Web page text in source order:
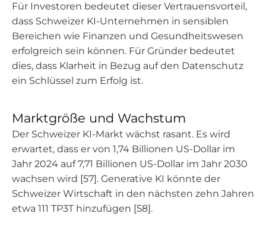
Für Investoren bedeutet dieser Vertrauensvorteil,
dass Schweizer KI-Unternehmen in sensiblen
Bereichen wie Finanzen und Gesundheitswesen
erfolgreich sein können. Für Gründer bedeutet
dies, dass Klarheit in Bezug auf den Datenschutz
ein Schlüssel zum Erfolg ist.
Marktgröße und Wachstum
Der Schweizer KI-Markt wächst rasant. Es wird
erwartet, dass er von 1,74 Billionen US-Dollar im
Jahr 2024 auf 7,71 Billionen US-Dollar im Jahr 2030
wachsen wird [57]. Generative KI könnte der
Schweizer Wirtschaft in den nächsten zehn Jahren
etwa 111 TP3T hinzufügen [58].